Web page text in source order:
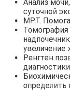
Анализ
суточной
МРТ.
Томография
увеличение
Ренгтен
определить